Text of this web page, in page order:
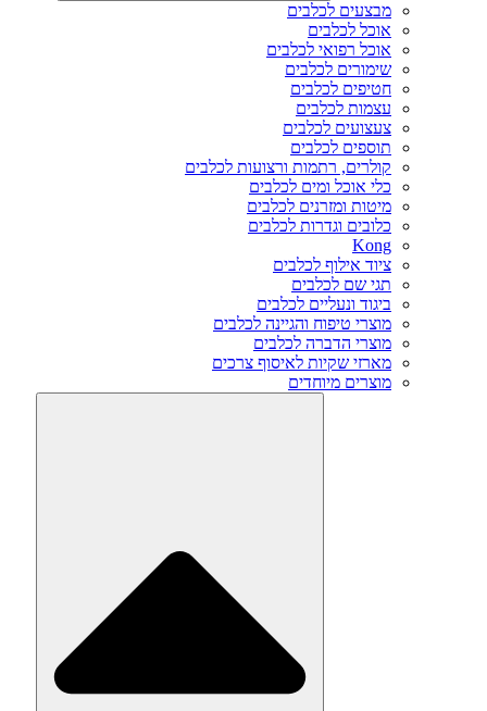
מבצעים לכלבים
אוכל לכלבים
אוכל רפואי לכלבים
שימורים לכלבים
חטיפים לכלבים
עצמות לכלבים
צעצועים לכלבים
תוספים לכלבים
קולרים, רתמות ורצועות לכלבים
כלי אוכל ומים לכלבים
מיטות ומזרנים לכלבים
כלובים וגדרות לכלבים
Kong
ציוד אילוף לכלבים
תגי שם לכלבים
ביגוד ונעליים לכלבים
מוצרי טיפוח והגיינה לכלבים
מוצרי הדברה לכלבים
מארזי שקיות לאיסוף צרכים
מוצרים מיוחדים